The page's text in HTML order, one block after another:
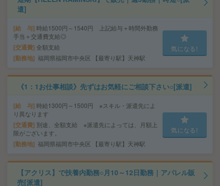
遣]
給 与 時給1500円～1540円 上記給与＋時間外勤務
手当＋交通費支給◎
交通費 全額支給
勤務地 福岡県福岡市中央区 【最寄り駅】天神駅
気になる!
《1：1お仕事相談》先ずはお気軽にご相談下さい○[派遣]
給 与 時給1300円～1500円 ※スキル・派遣先によ
り異なります
交通費 別途、全額支給 ※派遣先によっては、月額上
限がございます。
勤務地 福岡県福岡市中央区 【最寄り駅】天神駅
気になる!
【アクリス】で扶養内勤務○月10～12日勤務｜アパレル販
売[派遣]